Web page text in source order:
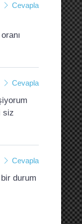
Cevapla
Cevapla
siz
Cevapla
durum